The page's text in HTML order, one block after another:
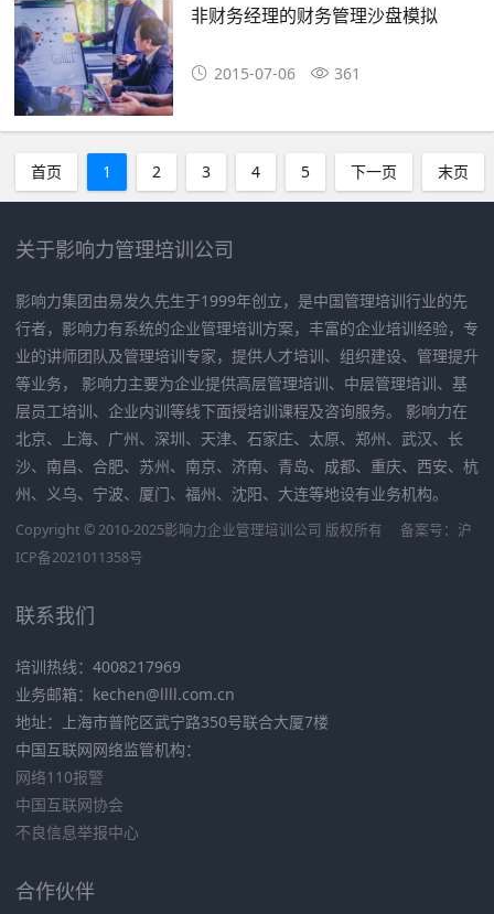
非财务经理的财务管理沙盘模拟
2015-07-06 361
首页 1 2 3 4 5 下一页 末页
关于影响力管理培训公司
影响力集团由易发久先生于1999年创立，是中国管理培训行业的先
行者，影响力有系统的企业管理培训方案，丰富的企业培训经验，专
业的讲师团队及管理培训专家，提供人才培训、组织建设、管理提升
等业务， 影响力主要为企业提供高层管理培训、中层管理培训、基
层员工培训、企业内训等线下面授培训课程及咨询服务。 影响力在
北京、上海、广州、深圳、天津、石家庄、太原、郑州、武汉、长
沙、南昌、合肥、苏州、南京、济南、青岛、成都、重庆、西安、杭
州、义乌、宁波、厦门、福州、沈阳、大连等地设有业务机构。
Copyright © 2010-2025影响力企业管理培训公司 版权所有 备案号： 沪
ICP备2021011358号
联系我们
培训热线：4008217969
业务邮箱：kechen@llll.com.cn
地址：上海市普陀区武宁路350号联合大厦7楼
中国互联网网络监管机构：
网络110报警
中国互联网协会
不良信息举报中心
合作伙伴